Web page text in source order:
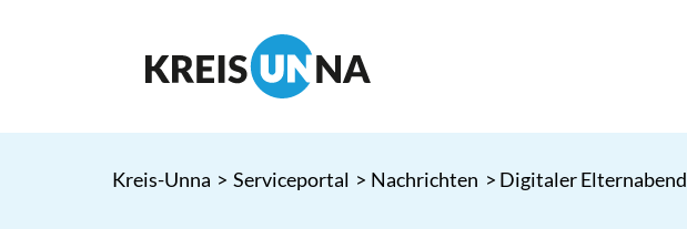
Kreis-Unna > Serviceportal > Nachrichten > Digitaler Elternabend